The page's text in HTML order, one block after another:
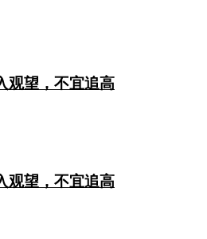
观望，不宜追高
观望，不宜追高